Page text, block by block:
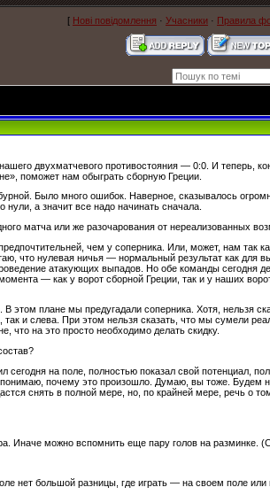
[ Нові повідомлення · Учасники · Правила
двухматчевого противостояния — 0:0. И теперь,
поможет нам обыграть сборную Греции.
Было много ошибок. Наверное, сказывалось
нули, а значит все надо начинать сначала.
матча или же разочарования от нереализованных
чем у соперника. Или, может, нам так
что нулевая ничья — нормальный результат как для
атакующих выпадов. Но обе команды сегодня
— как у ворот сборной Греции, так и у наших
этом плане мы предугадали соперника. Хотя, нельзя
и слева. При этом нельзя сказать, что мы сумели
что на это просто необходимо делать скидку.
на поле, полностью показал свой потенциал,
почему это произошло. Думаю, вы тоже. Будем
снять в полной мере, но, по крайней мере, речь о
Иначе можно вспомнить еще пару голов на разминке.
нет большой разницы, где играть — на своем поле или